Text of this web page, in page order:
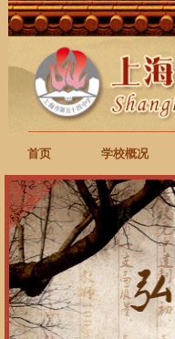
首页 学校概况